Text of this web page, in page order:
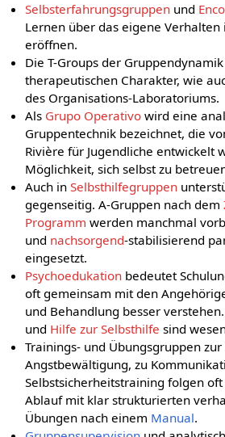
Selbsterfahrungsgruppen und
Lernen über das eigene Verhalten
eröffnen.
Die T-Groups der
therapeutischen Charakter, wie
des Organisations-Laboratoriums.
Als Grupo Operativo wird eine
Gruppentechnik bezeichnet, die
Rivière für Jugendliche entwickelt
Möglichkeit, sich selbst zu
Auch inSelbsthilfegruppen
gegenseitig. A-Gruppen nach dem
Programm werden manchmal
und nachsorgend-stabilisierend
eingesetzt.
Psychoedukation bedeutet
oft gemeinsam mit den
und Behandlung besser
und Hilfe zur Selbsthilfe sind
Trainings- und Übungsgruppen zur
Angstbewältigung, zu
Selbstsicherheitstraining folgen
Ablauf mit klar strukturierten
Übungen nach einem Manual.